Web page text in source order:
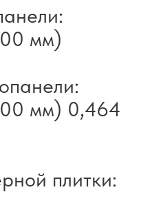
мм)
мм) 0,464
плитки: